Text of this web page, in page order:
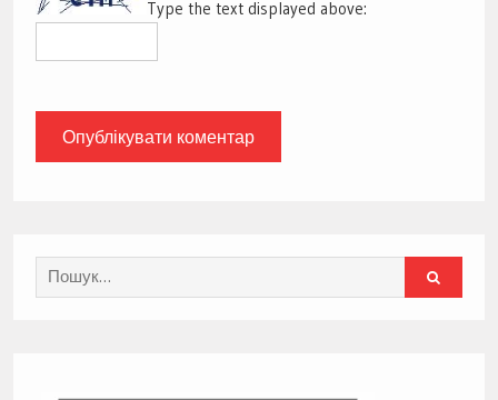
Type the text displayed above:
Search
for: